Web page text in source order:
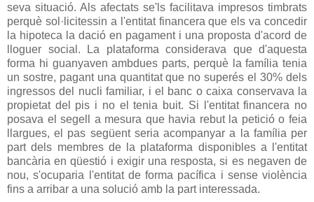
seva situació. Als afectats se'ls facilitava impresos timbrats
perquè sol·licitessin a l'entitat financera que els va concedir
la hipoteca la dació en pagament i una proposta d'acord de
lloguer social. La plataforma considerava que d'aquesta
forma hi guanyaven ambdues parts, perquè la família tenia
un sostre, pagant una quantitat que no superés el 30% dels
ingressos del nucli familiar, i el banc o caixa conservava la
propietat del pis i no el tenia buit. Si l'entitat financera no
posava el segell a mesura que havia rebut la petició o feia
llargues, el pas següent seria acompanyar a la família per
part dels membres de la plataforma disponibles a l'entitat
bancària en qüestió i exigir una resposta, si es negaven de
nou, s'ocuparia l'entitat de forma pacífica i sense violència
fins a arribar a una solució amb la part interessada.